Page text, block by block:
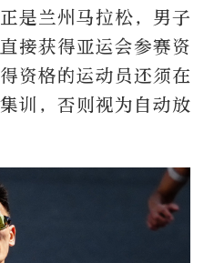
是兰州马拉松，男子
接获得亚运会参赛资
资格的运动员还须在
训，否则视为自动放